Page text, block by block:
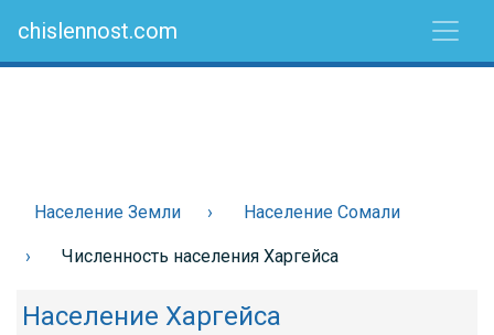
chislennost.com
Население Земли Население Сомали
Численность населения Харгейса
Население Харгейса